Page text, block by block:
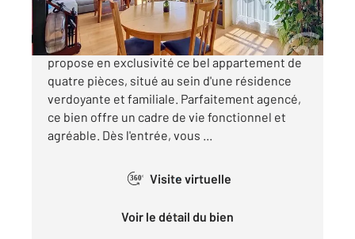
Votre agence CENTURY 21 Eureka vous
propose en exclusivité ce bel appartement de
quatre pièces, situé au sein d'une résidence
verdoyante et familiale. Parfaitement agencé,
ce bien offre un cadre de vie fonctionnel et
agréable. Dès l'entrée, vous ...
360° Visite virtuelle
Voir le détail du bien